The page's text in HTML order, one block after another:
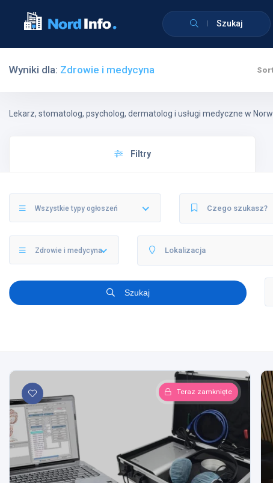
Szukaj
Wyniki dla: Zdrowie i medycyna
Lekarz, stomatolog, psycholog, dermatolog i usługi medyczne w
Filtry
Wszystkie typy ogłoszeń
Zdrowie i medycyna
Szukaj
Teraz zamknięte